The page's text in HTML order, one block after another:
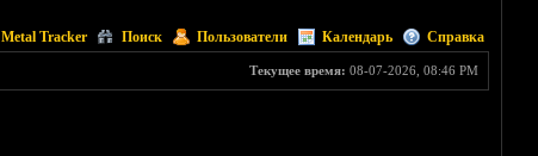
Metal Tracker Поиск Пользователи Календарь Справка
Текущее время: 08-07-2026, 08:46 PM